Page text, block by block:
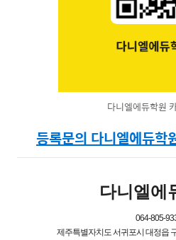
다니엘에듀학원
등록문의 다니엘에듀